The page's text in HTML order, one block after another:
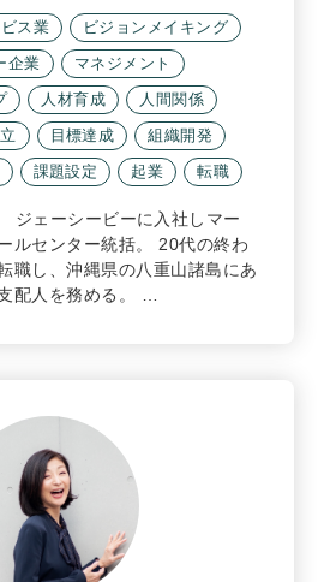
ス業
ビジョンメイキング
企業
マネジメント
人材育成
人間関係
目標達成
組織開発
課題設定 起業 転職
ジェーシービーに入社しマー
ルセンター統括。 20代の終わ
職し、沖縄県の八重山諸島にあ
配人を務める。 …